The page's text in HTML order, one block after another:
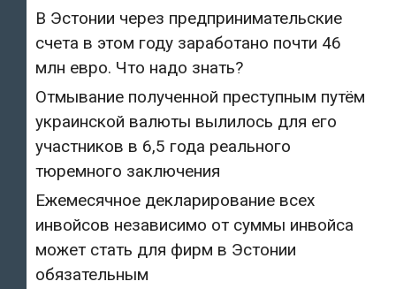
В Эстонии через предпринимательские
счета в этом году заработано почти 46
млн евро. Что надо знать?
Отмывание полученной преступным путём
украинской валюты вылилось для его
участников в 6,5 года реального
тюремного заключения
Ежемесячное декларирование всех
инвойсов независимо от суммы инвойса
может стать для фирм в Эстонии
обязательным